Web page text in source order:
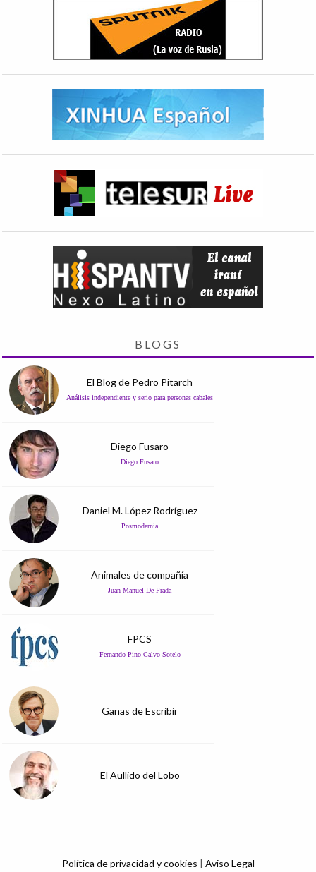
BLOGS
El Blog de Pedro Pitarch
Análisis independiente y serio para personas cabales
Diego Fusaro
Diego Fusaro
Daniel M. López Rodríguez
Posmodernia
Animales de compañía
Juan Manuel De Prada
FPCS
Fernando Pino Calvo Sotelo
Ganas de Escribir
El Aullido del Lobo
Política de privacidad y cookies | Aviso Legal